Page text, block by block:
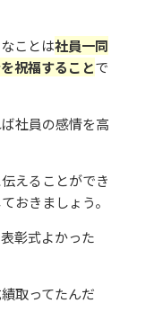
ことは社員⼀同
祝福することで
社員の感情を⾼
えることができ
おきましょう。
彰式よかった
取ってたんだ